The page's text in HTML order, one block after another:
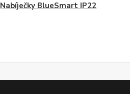
Nabíječky BlueSmart IP22